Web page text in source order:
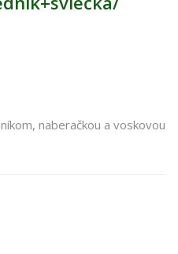
naberačkou a voskovou